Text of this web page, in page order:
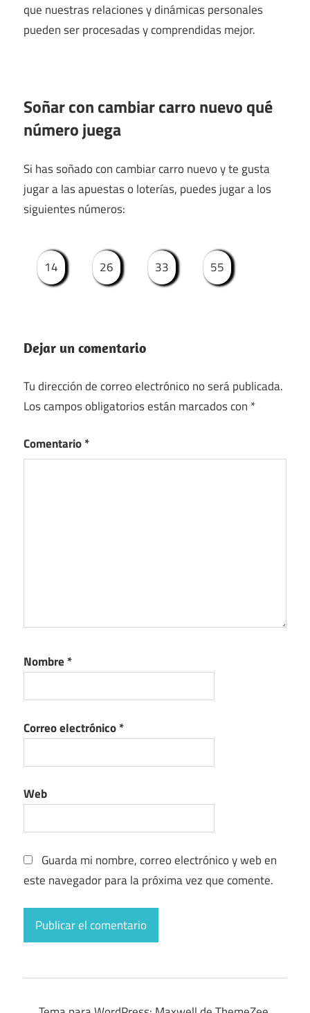
que nuestras relaciones y dinámicas personales
pueden ser procesadas y comprendidas mejor.
Soñar con cambiar carro nuevo qué
número juega
Si has soñado con cambiar carro nuevo y te gusta
jugar a las apuestas o loterías, puedes jugar a los
siguientes números:
14 26 33 55
Dejar un comentario
Tu dirección de correo electrónico no será publicada.
Los campos obligatorios están marcados con *
Comentario*
Nombre *
Correo electrónico*
Web
Guarda mi nombre, correo electrónico y web en
este navegador para la próxima vez que comente.